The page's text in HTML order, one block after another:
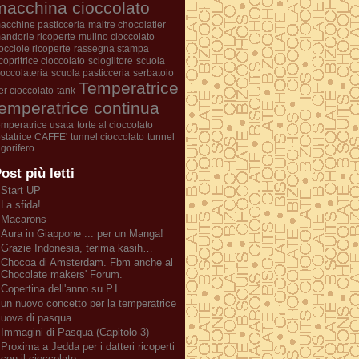
cioccolato
pasticceria maitre chocolatier
ricoperte mulino cioccolato
ricoperte rassegna stampa
cioccolato scioglitore scuola
scuola pasticceria serbatoio
cioccolato tank Temperatrice
continua
usata torte al cioccolato
CAFFE' tunnel cioccolato tunnel
più letti
Start UP
La sfida!
Macarons
Aura in Giappone ... per un Manga!
Grazie Indonesia, terima kasih…
Chocoa di Amsterdam. Fbm anche al
Chocolate makers' Forum.
Copertina dell'anno su P.I.
un nuovo concetto per la temperatrice
uova di pasqua
Immagini di Pasqua (Capitolo 3)
Proxima a Jedda per i datteri ricoperti